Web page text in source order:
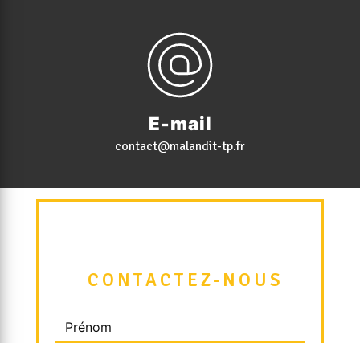
E-mail
contact@malandit-tp.fr
CONTACTEZ-NOUS